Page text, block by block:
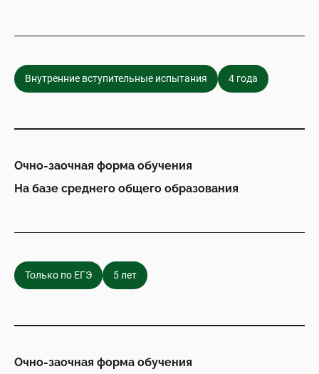
Внутренние вступительные испытания 4 года
Очно-заочная форма обучения
На базе среднего общего образования
Только по ЕГЭ 5 лет
Очно-заочная форма обучения